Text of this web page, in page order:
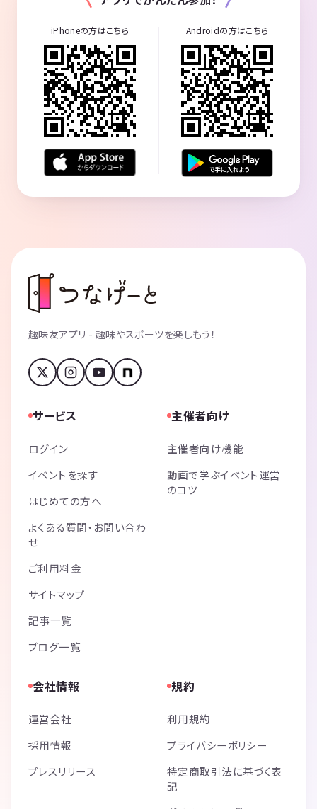
iPhoneの方はこちら Androidの方はこちら
趣味友アプリ - 趣味やスポーツを楽しもう！
サービス
ログイン
イベントを探す
はじめての方へ
よくある質問・お問い合わ
せ
ご利用料金
サイトマップ
記事一覧
ブログ一覧
主催者向け
主催者向け機能
動画で学ぶイベント運営
のコツ
会社情報
運営会社
採用情報
プレスリリース
規約
利用規約
プライバシーポリシー
特定商取引法に基づく表
記